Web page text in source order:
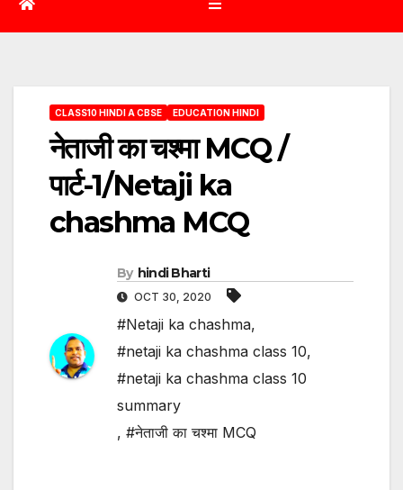
CLASS10 HINDI A CBSE EDUCATION HINDI
नेताजी का चश्मा MCQ /
पार्ट-1/Netaji ka
chashma MCQ
By hindi Bharti
OCT 30, 2020
#Netaji ka chashma,
#netaji ka chashma class 10,
#netaji ka chashma class 10
summary
, #नेताजी का चश्मा MCQ